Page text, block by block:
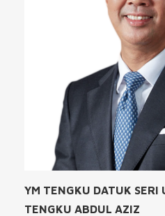
YM TENGKU DATUK SERI
TENGKU ABDUL AZIZ